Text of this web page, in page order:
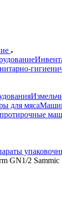
для мяса
GN1/2